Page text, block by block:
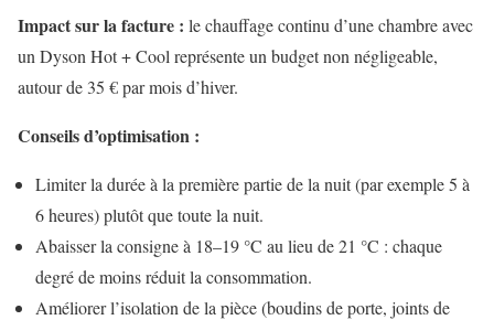
Impact sur la facture : le chauffage continu d’une chambre avec
un Dyson Hot + Cool représente un budget non négligeable,
autour de 35 € par mois d’hiver.
Conseils d’optimisation :
Limiter la durée à la première partie de la nuit (par exemple 5 à
6 heures) plutôt que toute la nuit.
Abaisser la consigne à 18–19 °C au lieu de 21 °C : chaque
degré de moins réduit la consommation.
Améliorer l’isolation de la pièce (boudins de porte, joints de